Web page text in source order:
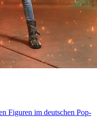
Figuren im deutschen Pop-